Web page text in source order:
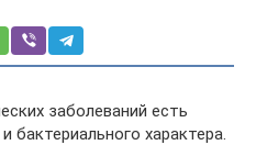
заболеваний есть
бактериального характера.